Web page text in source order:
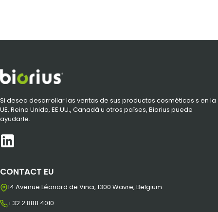
Si desea desarrollar las ventas de sus productos cosméticos s en la
UE, Reino Unido, EE.UU., Canadá u otros países, Biorius puede
ayudarle.
CONTACT EU
14 Avenue Léonard de Vinci, 1300 Wavre, Belgium
+32 2 888 4010